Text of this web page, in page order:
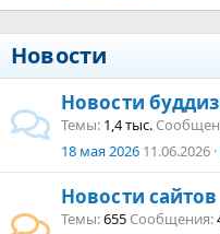
Новости
Новости
Темы 1,4 тыс.
18 мая 2026 11.06.2026
Новости сайтов
Темы 655 Сообщения